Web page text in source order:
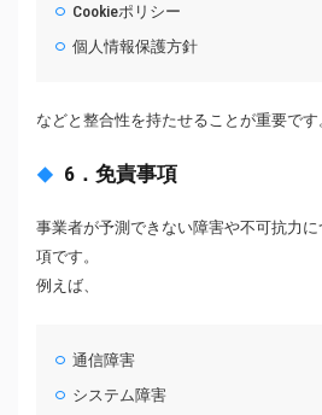
Cookieポリシー
個人情報保護方針
などと整合性を持たせることが重要です
6．免責事項
事業者が予測できない障害や不可抗力
項です。
例えば、
通信障害
システム障害